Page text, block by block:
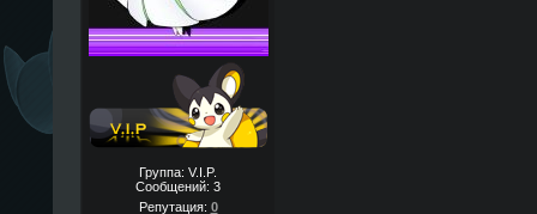
Группа: V.I.P.
Сообщений: 3
Репутация: 0